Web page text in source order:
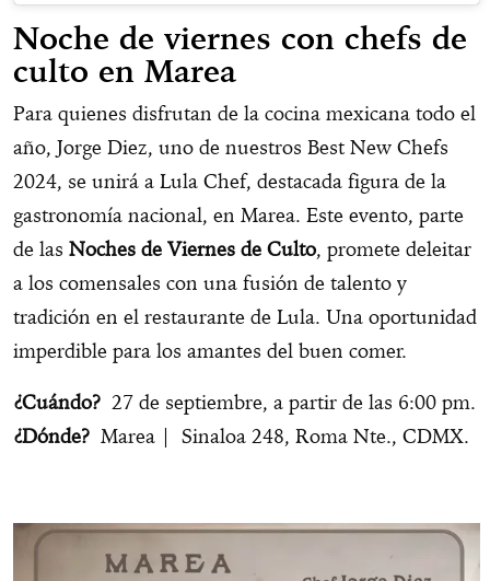
Noche de viernes con chefs de
culto en Marea
Para quienes disfrutan de la cocina mexicana todo el
año, Jorge Diez, uno de nuestros Best New Chefs
2024, se unirá a Lula Chef, destacada figura de la
gastronomía nacional, en Marea. Este evento, parte
de las Noches de Viernes de Culto, promete deleitar
a los comensales con una fusión de talento y
tradición en el restaurante de Lula. Una oportunidad
imperdible para los amantes del buen comer.
¿Cuándo? 27 de septiembre, a partir de las 6:00 pm.
¿Dónde? Marea | Sinaloa 248, Roma Nte., CDMX.